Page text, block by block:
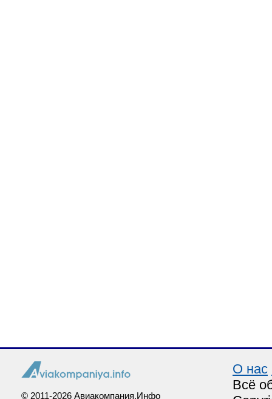
© 2011-2026 Авиакомпания.Инфо
О нас
Всё